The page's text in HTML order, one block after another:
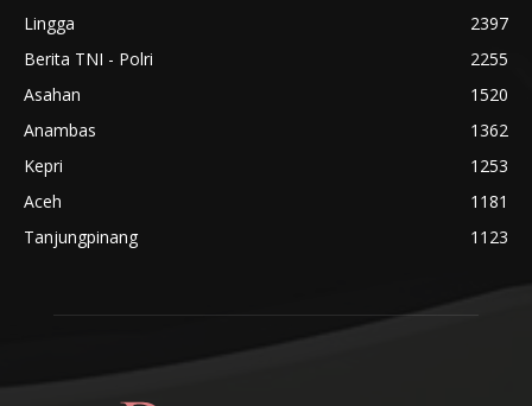
Lingga
2397
Berita TNI - Polri
2255
Asahan
1520
Anambas
1362
Kepri
1253
Aceh
1181
Tanjungpinang
1123